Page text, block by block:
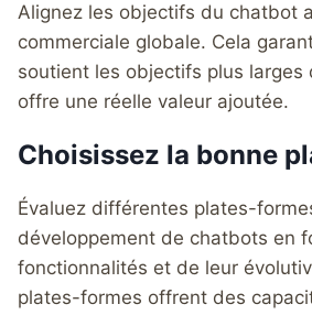
Alignez les objectifs du chatbot
commerciale globale. Cela
soutient les objectifs plus larges
offre une réelle valeur ajoutée.
Choisissez la bonne
Évaluez différentes plates-
développement de chatbots en
fonctionnalités et de leur
plates-formes offrent des